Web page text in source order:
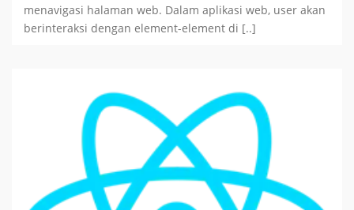
menavigasi halaman web. Dalam aplikasi web, user akan
berinteraksi dengan element-element di [..]